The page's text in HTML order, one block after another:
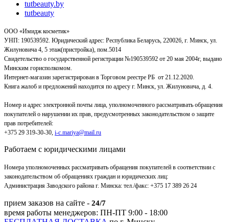
tutbeauty.by
tutbeauty
ООО «Имидж косметик»
УНП: 190539592. Юридический адрес: Республика Беларусь, 220026, г. Минск, ул.
Жилуновича 4, 5 этаж(пристройка), пом.5014
Свидетельство о государственной регистрации №190539592 от 20 мая 2004г, выдано
Минским горисполкомом.
Интернет-магазин зарегистрирован в Торговом реестре РБ от 21.12.2020.
Книга жалоб и предложений находится по адресу г. Минск, ул. Жилуновича, д. 4.
Номер и адрес электронной почты лица, уполномоченного рассматривать обращения
покупателей о нарушении их прав, предусмотренных законодательством о защите
прав потребителей:
+375 29 319-30-30, i-c.mariya@mail.ru
Работаем с юридическими лицами
Номера уполномоченных рассматривать обращения покупателей в соответствии с
законодательством об обращениях граждан и юридических лиц:
Администрация Заводского района г. Минска: тел./факс: +375 17 389 26 24
прием заказов на сайте - 24/7
время работы менеджеров: ПН-ПТ 9:00 - 18:00